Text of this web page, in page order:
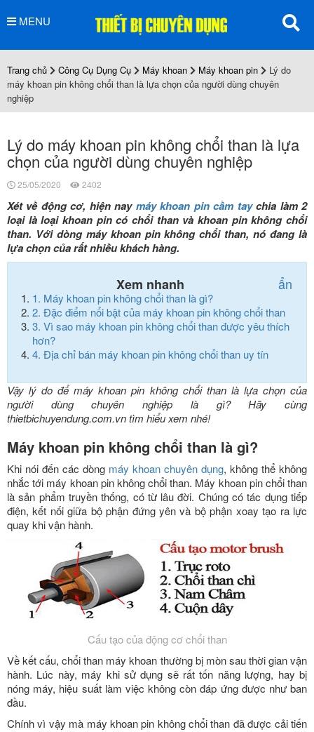
MENU
Trang chủ Công Cụ Dụng Cụ Máy khoan Máy khoan pin
Lý do
máy khoan pin không chổi than là lựa chọn của người dùng chuyên
nghiệp
Lý do máy khoan pin không chổi than là lựa
chọn của người dùng chuyên nghiệp
25/05/2020 2402
Xét về động cơ, hiện nay máy khoan pin cầm taychia làm 2
loại là loại khoan pin có chổi than và khoan pin không chổi
than. Với dòng máy khoan pin không chổi than, nó đang là
lựa chọn của rất nhiều khách hàng.
Xem nhanh ẩn
1. Máy khoan pin không chổi than là gì?
2. Đặc điểm nổi bật của máy khoan pin không chổi than
3. Vì sao máy khoan pin không chổi than được yêu thích
hơn?
4. Địa chỉ bán máy khoan pin không chổi than uy tín
Vậy lý do để máy khoan pin không chổi than là lựa chọn của
người dùng chuyên nghiệp là gì? Hãy cùng
thietbichuyendung.com.vn tìm hiểu xem nhé!
Máy khoan pin không chổi than là gì?
Khi nói đến các dòng máy khoan chuyên dụng, không thể không
nhắc tới máy khoan pin không chổi than. Máy khoan pin chổi than
là sản phẩm truyền thống, có từ lâu đời. Chúng có tác dụng tiếp
điện, kết nối giữa bộ phận đứng yên và bộ phận xoay tạo ra lực
quay khi vận hành.
Cấu tạo của động cơ chổi than
Về kết cấu, chổi than máy khoan thường bị mòn sau thời gian vận
hành. Lúc này, máy khi sử dụng sẽ rất tốn năng lượng, hay bị
nóng máy, hiệu suất làm việc không còn đáp ứng được như ban
đầu.
Chính vì vậy mà máy khoan pin không chổi than đã được cải tiến